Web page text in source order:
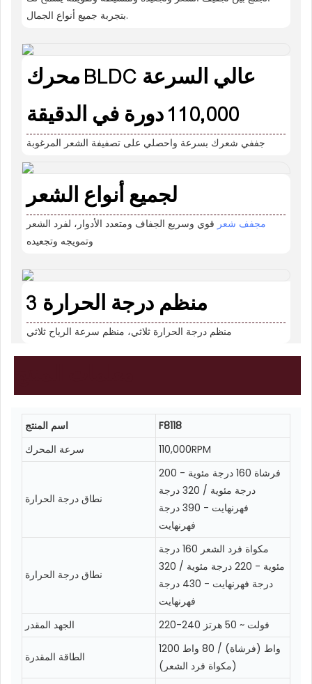
بتجربة جميع أنواع الجمال.
محرك BLDC عالي السرعة
110,000 دورة في الدقيقة
جففي شعرك بسرعة واحصلي على تصفيفة الشعر المرغوبة
لجميع أنواع الشعر
مجفف شعر قوي وسريع الجفاف ومتعدد الأدوار، لفرد الشعر
وتمويجه وتجعيده
منظم درجة الحرارة 3
منظم درجة الحرارة ثلاثي، منظم سرعة الرياح ثلاثي
اسم المنتج
F8118
سرعة المحرك
110,000RPM
نطاق درجة الحرارة
فرشاة 160 درجة مئوية - 200
درجة مئوية / 320 درجة
فهرنهايت - 390 درجة
فهرنهايت
نطاق درجة الحرارة
مكواة فرد الشعر 160 درجة
مئوية - 220 درجة مئوية / 320
درجة فهرنهايت - 430 درجة
فهرنهايت
الجهد المقدر
220-240 فولت ~ 50 هرتز
الطاقة المقدرة
1200 واط (فرشاة) / 80 واط
(مكواة فرد الشعر)